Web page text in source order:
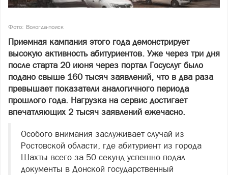
Фото: Вологда-поиск
Приемная кампания этого года демонстрирует
высокую активность абитуриентов. Уже через три дня
после старта 20 июня через портал Госуслуг было
подано свыше 160 тысяч заявлений, что в два раза
превышает показатели аналогичного периода
прошлого года. Нагрузка на сервис достигает
впечатляющих 2 тысяч заявлений ежечасно.
Особого внимания заслуживает случай из
Ростовской области, где абитуриент из города
Шахты всего за 50 секунд успешно подал
документы в Донской государственный